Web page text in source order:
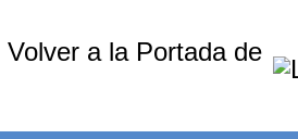
Volver a la Portada de